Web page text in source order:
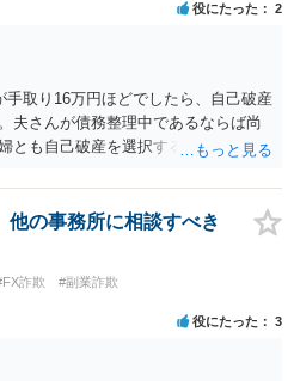
役にたった 2
取り16万円ほどでしたら、自己破産
夫さんが債務整理中であるならば尚
とも自己破産を選択する方法もある
他の事務所に相談すべき
詐欺
#副業詐欺
役にたった 3